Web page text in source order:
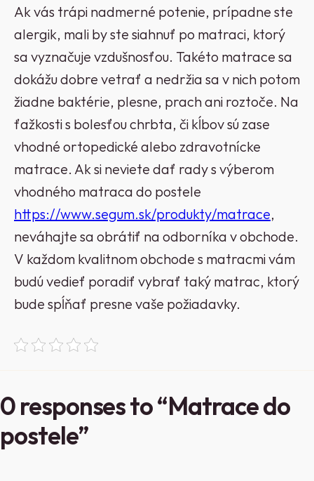
Ak vás trápi nadmerné potenie, prípadne ste
alergik, mali by ste siahnuť po matraci, ktorý
sa vyznačuje vzdušnosťou. Takéto matrace sa
dokážu dobre vetrať a nedržia sa v nich potom
žiadne baktérie, plesne, prach ani roztoče. Na
ťažkosti s bolesťou chrbta, či kĺbov sú zase
vhodné ortopedické alebo zdravotnícke
matrace. Ak si neviete dať rady s výberom
vhodného matraca do postele
https://www.segum.sk/produkty/matrace,
neváhajte sa obrátiť na odborníka v obchode.
V každom kvalitnom obchode s matracmi vám
budú vedieť poradiť vybrať taký matrac, ktorý
bude spĺňať presne vaše požiadavky.
0 responses to “Matrace do
postele”